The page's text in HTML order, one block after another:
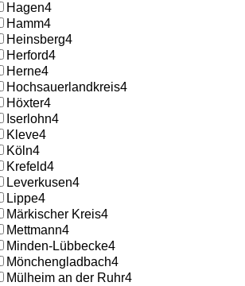
Hagen4
Hamm4
Heinsberg4
Herford4
Herne4
Hochsauerlandkreis4
Höxter4
Iserlohn4
Kleve4
Köln4
Krefeld4
Leverkusen4
Lippe4
Märkischer Kreis4
Mettmann4
Minden-Lübbecke4
Mönchengladbach4
Mülheim an der Ruhr4